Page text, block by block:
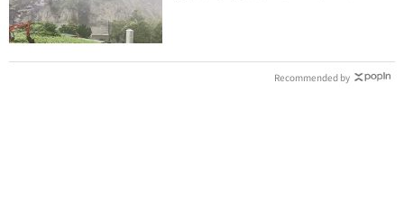
Recommended by